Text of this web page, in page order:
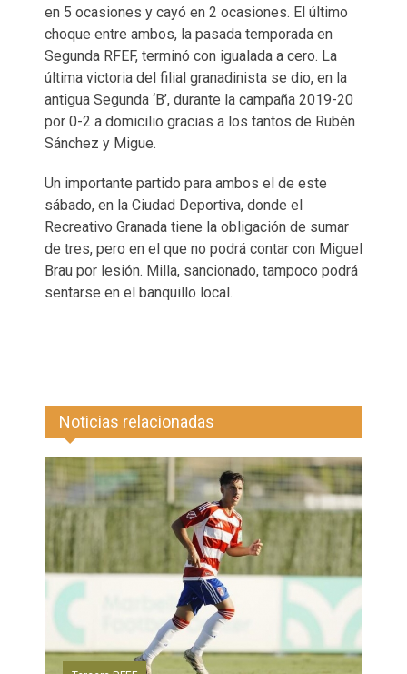
en 5 ocasiones y cayó en 2 ocasiones. El último
choque entre ambos, la pasada temporada en
Segunda RFEF, terminó con igualada a cero. La
última victoria del filial granadinista se dio, en la
antigua Segunda ‘B’, durante la campaña 2019-20
por 0-2 a domicilio gracias a los tantos de Rubén
Sánchez y Migue.
Un importante partido para ambos el de este
sábado, en la Ciudad Deportiva, donde el
Recreativo Granada tiene la obligación de sumar
de tres, pero en el que no podrá contar con Miguel
Brau por lesión. Milla, sancionado, tampoco podrá
sentarse en el banquillo local.
Noticias relacionadas